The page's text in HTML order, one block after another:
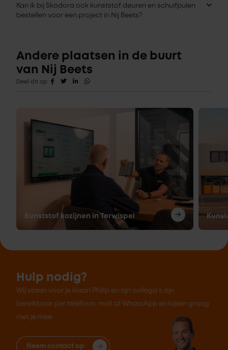
Kan ik bij Skodora ook kunststof deuren en schuifpuien
bestellen voor een project in Nij Beets?
Andere plaatsen in de buurt
van Nij Beets
Deel dit op
Kunststof kozijnen in Terwispel
Hulp nodig?
Wij staan voor je klaar! Philip en zijn collega's zijn
bereikbaar per telefoon, mail of WhatsApp en kijken graag
met je mee.
Neem contact op